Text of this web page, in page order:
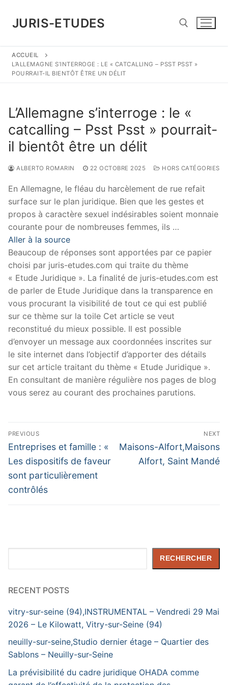
contenu
JURIS-ETUDES
Rechercher :
ACCUEIL
L’ALLEMAGNE S’INTERROGE : LE « CATCALLING – PSST PSST »
POURRAIT-IL BIENTÔT ÊTRE UN DÉLIT
L’Allemagne s’interroge : le «
catcalling – Psst Psst » pourrait-
il bientôt être un délit
ALBERTO ROMARIN 22 OCTOBRE 2025 HORS CATÉGORIES
En Allemagne, le fléau du harcèlement de rue refait
surface sur le plan juridique. Bien que les gestes et
propos à caractère sexuel indésirables soient monnaie
courante pour de nombreuses femmes, ils …
Aller à la source
Beaucoup de réponses sont apportées par ce papier
choisi par juris-etudes.com qui traite du thème
« Etude Juridique ». La finalité de juris-etudes.com est
de parler de Etude Juridique dans la transparence en
vous procurant la visibilité de tout ce qui est publié
sur ce thème sur la toile Cet article se veut
reconstitué du mieux possible. Il est possible
d’envoyer un message aux coordonnées inscrites sur
le site internet dans l’objectif d’apporter des détails
sur cet article traitant du thème « Etude Juridique ».
En consultant de manière régulière nos pages de blog
vous serez au courant des prochaines parutions.
Navigation
de
l’article
PREVIOUS
Previous
post:
Entreprises et famille : «
Les dispositifs de faveur
sont particulièrement
contrôlés
NEXT
Next
Maisons-Alfort,Maisons
Alfort, Saint Mandé
RECHERCHER
RECENT POSTS
vitry-sur-seine (94),INSTRUMENTAL – Vendredi 29 Mai
2026 – Le Kilowatt, Vitry-sur-Seine (94)
neuilly-sur-seine,Studio dernier étage – Quartier des
Sablons – Neuilly-sur-Seine
La prévisibilité du cadre juridique OHADA comme